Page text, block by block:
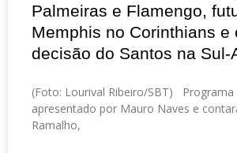
Palmeiras e Flamengo,
Memphis no Corinthians e
decisão do Santos na Sul-
(Foto: Lourival Ribeiro/SBT) Programa
apresentado por Mauro Naves e
Ramalho,